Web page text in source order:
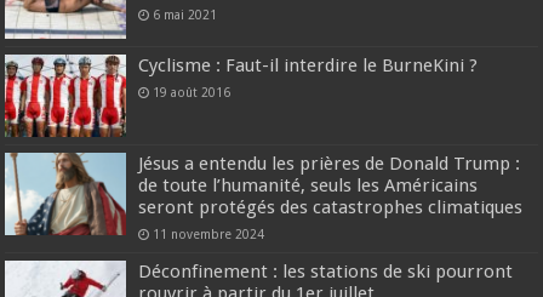
6 mai 2021
Cyclisme : Faut-il interdire le BurneKini ?
19 août 2016
Jésus a entendu les prières de Donald Trump :
de toute l’humanité, seuls les Américains
seront protégés des catastrophes climatiques
11 novembre 2024
Déconfinement : les stations de ski pourront